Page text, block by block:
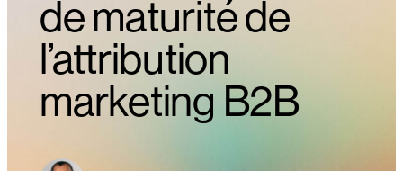
de maturité de
l’attribution
marketing B2B